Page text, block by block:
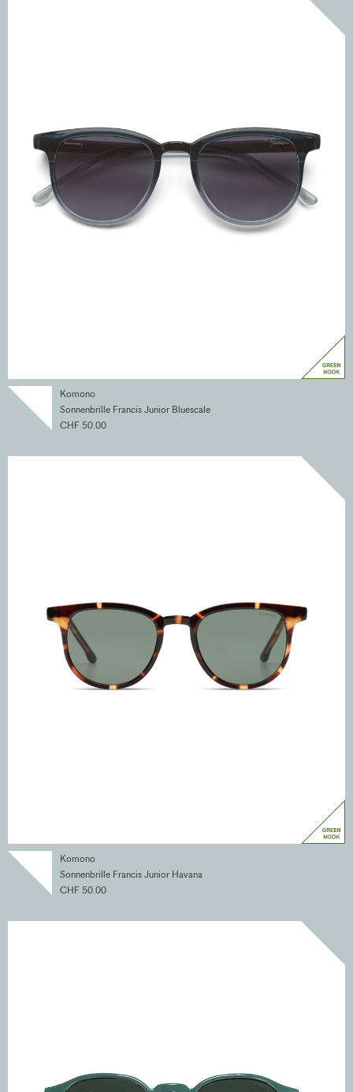
Komono
Sonnenbrille Francis Junior Bluescale
CHF 50.00
Komono
Sonnenbrille Francis Junior Havana
CHF 50.00